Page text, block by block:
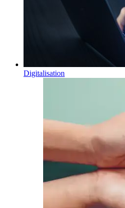
Digitalisation